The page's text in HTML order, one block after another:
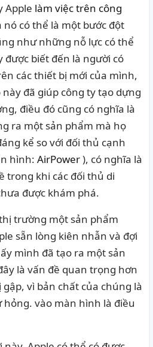
Apple làm việc trên công
nó có thể là một bước đột
như những nỗ lực có thể
được biết đến là người có
các thiết bị mới của mình,
đã giúp công ty tạo dựng
điều đó cũng có nghĩa là
ra một sản phẩm mà họ
kể so với đối thủ cạnh
hình: AirPower), có nghĩa là
trong khi các đối thủ di
được khám phá.
trường một sản phẩm
sẵn lòng kiên nhẫn và đợi
mình đã tạo ra một sản
là vấn đề quan trọng hơn
vì bản chất của chúng là
vào màn hình là điều